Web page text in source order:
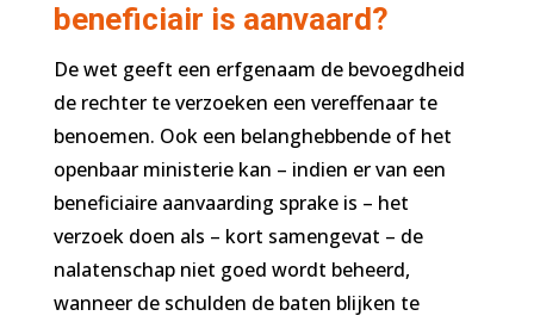
beneficiair is aanvaard?
De wet geeft een erfgenaam de bevoegdheid
de rechter te verzoeken een vereffenaar te
benoemen. Ook een belanghebbende of het
openbaar ministerie kan – indien er van een
beneficiaire aanvaarding sprake is – het
verzoek doen als – kort samengevat – de
nalatenschap niet goed wordt beheerd,
wanneer de schulden de baten blijken te